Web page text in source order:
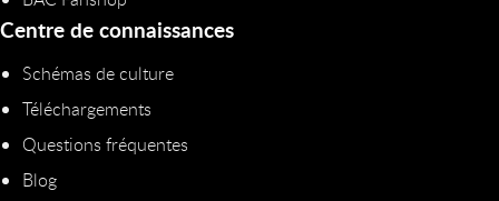
Centre de connaissances
Schémas de culture
Téléchargements
Questions fréquentes
Blog